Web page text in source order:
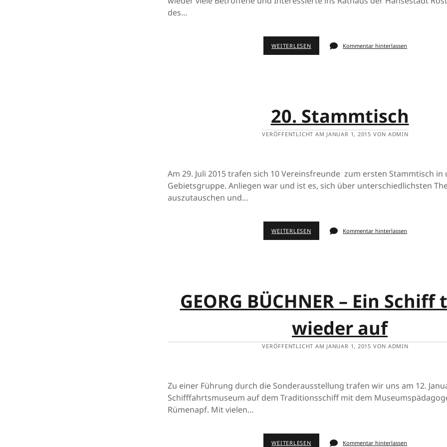
des…
WEITERLESEN Kommentar hinterlassen
20. Stammtisch
VERÖFFENTLICHT AM JANUAR 1, 2015 VON ADMIN
Am 29. Juli 2015 trafen sich 10 Vereinsfreunde zum ersten Stammtisch in
Gebietsgruppe. Anliegen war und ist es, sich über unterschiedlichsten
auszutauschen und…
WEITERLESEN Kommentar hinterlassen
GEORG BÜCHNER – Ein
wieder auf
VERÖFFENTLICHT AM JANUAR 1, 2015 VON ADMIN
Zu einer Führung durch die Sonderausstellung trafen wir uns am 12.
Schifffahrtsmuseum auf dem Traditionsschiff mit dem
Rümenapf. Mit vielen…
WEITERLESEN Kommentar hinterlassen